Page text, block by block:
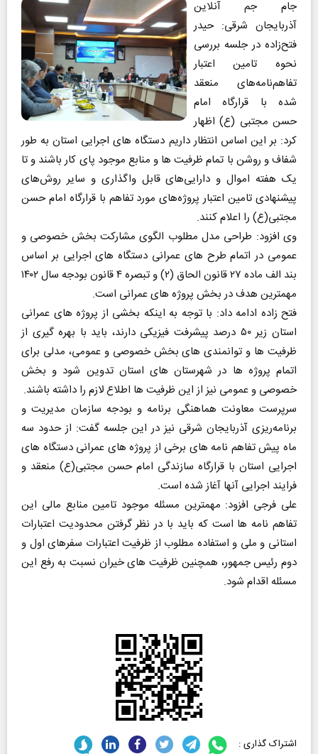
جام جم آنلاین
آذربایجان شرقی: حیدر
فتح‌زاده در جلسه بررسی
نحوه تامین اعتبار
تفاهم‌نامه‌های منعقد
شده با قرارگاه امام
حسن مجتبی (ع) اظهار
کرد: بر این اساس انتظار داریم دستگاه های اجرایی استان به طور
شفاف و روشن با تمام ظرفیت ها و منابع موجود پای کار باشند و تا
یک هفته اموال و دارایی‌های قابل واگذاری و سایر روش‌های
پیشنهادی تامین اعتبار پروژه‌های مورد تفاهم با قرارگاه امام حسن
مجتبی(ع) را اعلام کنند.
وی افزود: طراحی مدل مطلوب الگوی مشارکت بخش خصوصی و
عمومی در اتمام طرح های عمرانی دستگاه های اجرایی بر اساس
بند الف ماده ۲۷ قانون الحاق (۲) و تبصره ۴ قانون بودجه سال ۱۴۰۲
مهمترین هدف در بخش پروژه های عمرانی است.
فتح زاده ادامه داد: با توجه به اینکه بخشی از پروژه های عمرانی
استان زیر ۵۰ درصد پیشرفت فیزیکی دارند، باید با بهره گیری از
ظرفیت ها و توانمندی های بخش خصوصی و عمومی، مدلی برای
اتمام پروژه ها در شهرستان های استان تدوین شود و بخش
خصوصی و عمومی نیز از این ظرفیت ها اطلاع لازم را داشته باشند.
سرپرست معاونت هماهنگی برنامه و بودجه سازمان مدیریت و
برنامه‌ریزی آذربایجان شرقی نیز در این جلسه گفت: از حدود سه
ماه پیش تفاهم نامه های برخی از پروژه های عمرانی دستگاه های
اجرایی استان با قرارگاه سازندگی امام حسن مجتبی(ع) منعقد و
فرایند اجرایی آنها آغاز شده است.
علی فرجی افزود: مهمترین مسئله موجود تامین منابع مالی این
تفاهم نامه ها است که باید با در نظر گرفتن محدودیت اعتبارات
استانی و ملی و استفاده مطلوب از ظرفیت اعتبارات سفرهای اول و
دوم رئیس جمهور، همچنین ظرفیت های خیران نسبت به رفع این
مسئله اقدام شود.
اشتراک گذاری :